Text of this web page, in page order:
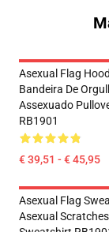
Asexual Flag
Bandeira De
Assexuado
RB1901
€ 39,51 - € 45,95
Asexual Flag
Asexual Scratches